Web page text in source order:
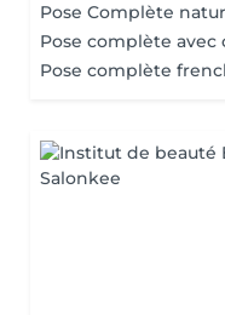
Pose Complète
Pose complète avec
Pose complète